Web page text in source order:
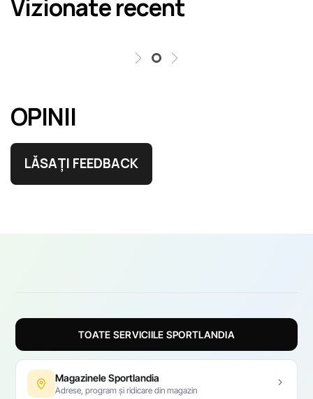
Vizionate recent
OPINII
LĂSAȚI FEEDBACK
TOATE SERVICIILE SPORTLANDIA
Magazinele Sportlandia
Adrese, program și ridicare din magazin